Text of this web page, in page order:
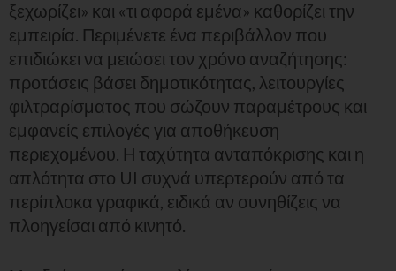
ξεχωρίζει» και «τι αφορά εμένα» καθορίζει την
εμπειρία. Περιμένετε ένα περιβάλλον που
επιδιώκει να μειώσει τον χρόνο αναζήτησης:
προτάσεις βάσει δημοτικότητας, λειτουργίες
φιλτραρίσματος που σώζουν παραμέτρους και
εμφανείς επιλογές για αποθήκευση
περιεχομένου. Η ταχύτητα ανταπόκρισης και η
απλότητα στο UI συχνά υπερτερούν από τα
περίπλοκα γραφικά, ειδικά αν συνηθίζεις να
πλοηγείσαι από κινητό.